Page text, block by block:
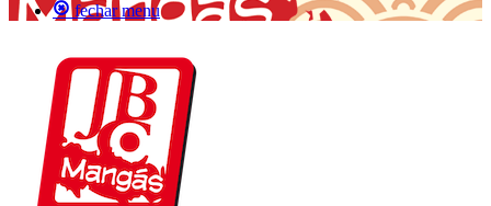
fechar menu